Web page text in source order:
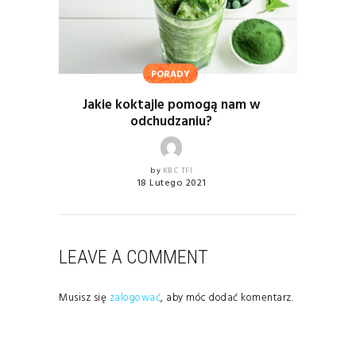
PORADY
Jakie koktajle pomogą nam w
odchudzaniu?
by KBC TFI
18 Lutego 2021
LEAVE A COMMENT
Musisz się zalogować, aby móc dodać komentarz.